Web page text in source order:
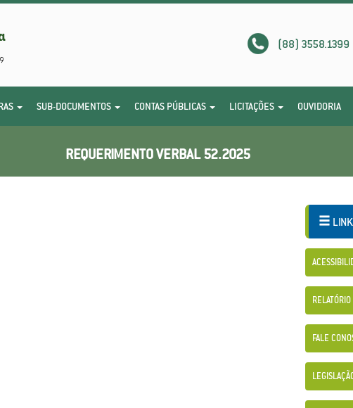
(88) 3558.1399
SUB-DOCUMENTOS CONTAS PÚBLICAS LICITAÇÕES OUVIDORIA
REQUERIMENTO VERBAL 52.2025
FALE